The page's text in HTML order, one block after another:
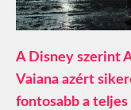
A Disney szerint
Vaiana azért
fontosabb a